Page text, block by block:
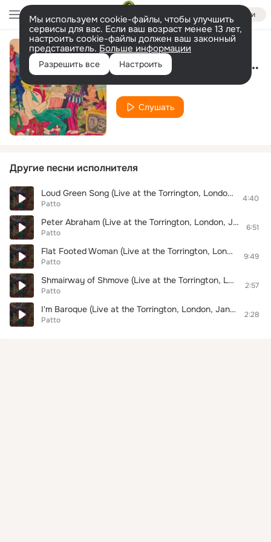
Войти
Мы используем cookie-файлы, чтобы улучшить
сервисы для вас. Если ваш возраст менее 13 лет,
настроить cookie-файлы должен ваш законный
представитель. Больше информации
Разрешить все Настроить Turn Turtle (Live at the Torrington, London, January 21, 1973)
Слушать
Другие песни исполнителя
Loud Green Song (Live at the Torrington, London, January 21, 1973)
Patto
4:40
Peter Abraham (Live at the Torrington, London, January 21, 1973)
Patto
6:51
Flat Footed Woman (Live at the Torrington, London, January 21, 1973)
Patto
9:49
Shmairway of Shmove (Live at the Torrington, London, January 21, 1973)
Patto
2:57
I'm Baroque (Live at the Torrington, London, January 21, 1973)
Patto
2:28